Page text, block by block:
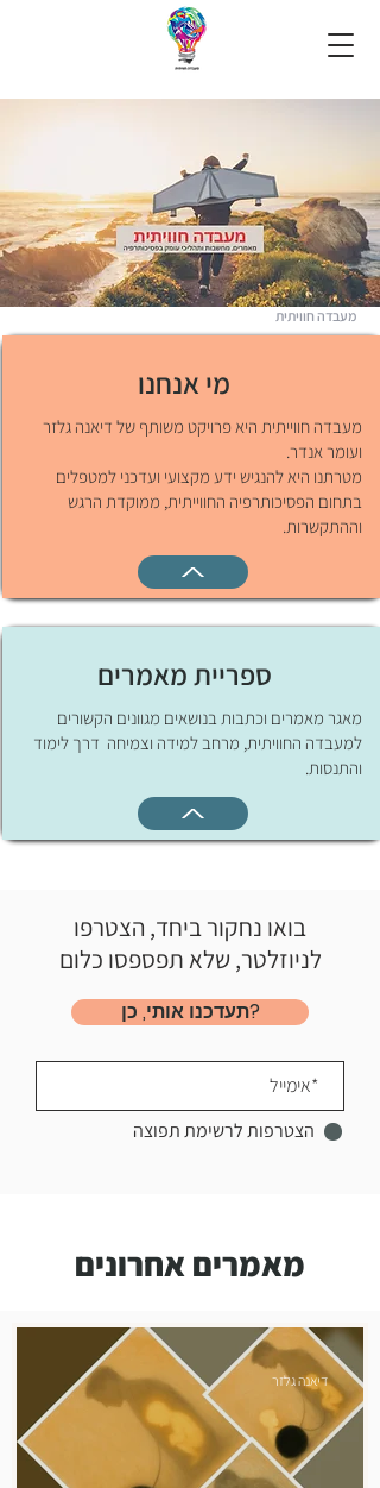
מעבדה חוויתית
מי אנחנו
מעבדה חווייתית היא פרויקט משותף של דיאנה גלזר
ועומר אנדר.
מטרתנו היא להנגיש ידע מקצועי ועדכני למטפלים
בתחום הפסיכותרפיה החווייתית, ממוקדת הרגש
וההתקשרות.
ספריית מאמרים
מאגר מאמרים וכתבות בנושאים מגוונים הקשורים
למעבדה החוויתית, מרחב למידה וצמיחה דרך לימוד
והתנסות.
בואו נחקור ביחד, הצטרפו
לניוזלטר, שלא תפספסו כלום
?תעדכנו אותי, כן
הצטרפות לרשימת תפוצה
מאמרים אחרונים
דיאנה גלזר